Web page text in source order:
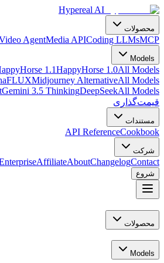
Hypereal AI
محصولات
AgentMedia APICoding LLMsMCP
Models
1.1HappyHorse 1.0All Models
FLUXMidjourney AlternativeAll Models
Gemini 3.5 ThinkingDeepSeekAll Models
قیمت‌گذاری
مستندات
API ReferenceCookbook
شرکت
AffiliateAboutChangelogContact
شروع
محصولات
Models